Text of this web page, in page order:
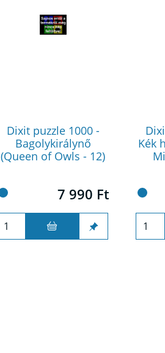
Dixit puzzle 1000 -
Bagolykirálynő
(Queen of Owls - 12)
7 990 Ft
Kék